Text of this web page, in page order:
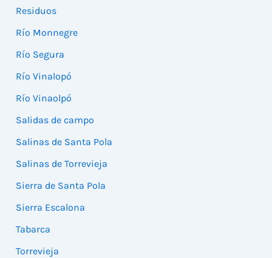
Residuos
Río Monnegre
Río Segura
Río Vinalopó
Río Vinaolpó
Salidas de campo
Salinas de Santa Pola
Salinas de Torrevieja
Sierra de Santa Pola
Sierra Escalona
Tabarca
Torrevieja